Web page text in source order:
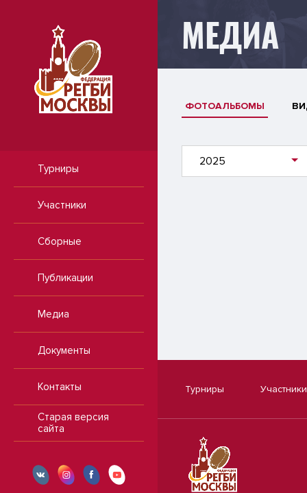
Турниры
Участники
Сборные
Публикации
Медиа
Документы
Контакты
Старая версия
сайта
МЕДИА
ФОТОАЛЬБОМЫ
2025
Турниры Участники